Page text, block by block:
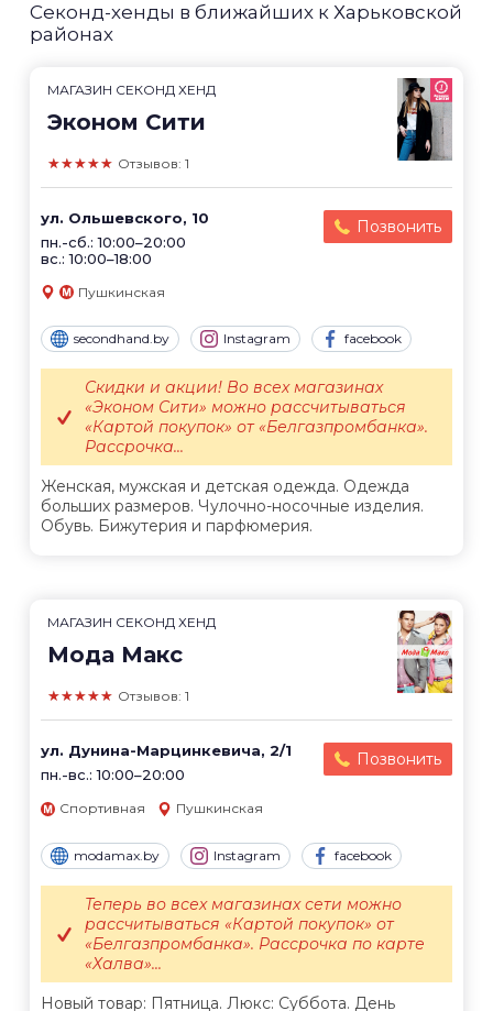
Секонд-хенды в ближайших к Харьковской
районах
МАГАЗИН СЕКОНД ХЕНД
Эконом Сити
★★★★★ Отзывов: 1
ул. Ольшевского, 10
пн.-сб.: 10:00–20:00
вс.: 10:00–18:00
Позвонить
Пушкинская
secondhand.by Instagram facebook
Женская, мужская и детская одежда. Одежда
больших размеров. Чулочно-носочные изделия.
Обувь. Бижутерия и парфюмерия.
Скидки и акции! Во всех магазинах
«Эконом Сити» можно рассчитываться
«Картой покупок» от «Белгазпромбанка».
Рассрочка...
МАГАЗИН СЕКОНД ХЕНД
Мода Макс
★★★★★ Отзывов: 1
ул. Дунина-Марцинкевича, 2/1
пн.-вс.: 10:00–20:00
Позвонить
Спортивная Пушкинская
modamax.by Instagram facebook
Новый товар: Пятница. Люкс: Суббота. День
Теперь во всех магазинах сети можно
рассчитываться «Картой покупок» от
«Белгазпромбанка». Рассрочка по карте
«Халва»...